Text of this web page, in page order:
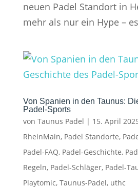
neuen Padel Standort in
mehr als nur ein Hype –
Von Spanien in den Taunus:
Padel-Sports
von Taunus Padel | 15. April
RheinMain, Padel Standorte,
Padel-FAQ, Padel-Geschichte,
Regeln, Padel-Schläger, Padel-
Playtomic, Taunus-Padel, uthc